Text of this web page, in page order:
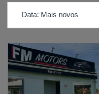
Data: Mais novos